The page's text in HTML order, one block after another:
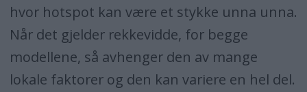
hvor hotspot kan være et stykke unna unna.
Når det gjelder rekkevidde, for begge
modellene, så avhenger den av mange
lokale faktorer og den kan variere en hel del.